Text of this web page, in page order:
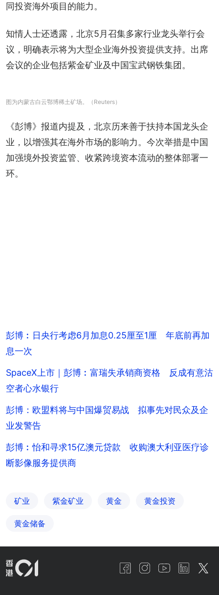
同投资海外项目的能力。
知情人士还透露，北京5月召集多家行业龙头举行会
议，明确表示将为大型企业海外投资提供支持。出席
会议的企业包括紫金矿业及中国宝武钢铁集团。
图为内蒙古白云鄂博稀土矿场。（Reuters）
《彭博》报道内提及，北京历来善于扶持本国龙头企
业，以增强其在海外市场的影响力。今次举措是中国
加强境外投资监管、收紧跨境资本流动的整体部署一
环。
彭博︰日央行考虑6月加息0.25厘至1厘 年底前再加
息一次
SpaceX上市｜彭博︰富瑞失承销商资格 反成有意沽
空者心水银行
彭博：欧盟料将与中国爆贸易战 拟事先对民众及企
业发警告
彭博︰怡和寻求15亿澳元贷款 收购澳大利亚医疗诊
断影像服务提供商
矿业 紫金矿业 黄金 黄金投资
黄金储备